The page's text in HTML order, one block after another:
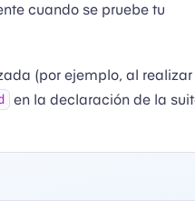
cuando se pruebe tu
(por ejemplo, al realizar
en la declaración de la